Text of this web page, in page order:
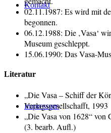
Kontakt
Impressum
02.11.1987: Es wird mit
begonnen.
06.12.1988: Die ‚Vasa‘
Museum geschleppt.
15.06.1990: Das Vasa-
Literatur
„Die Vasa – Schiff der
Verlagsgesellschafft, 1993
„Die Vasa von 1628“ von
(3. bearb. Aufl.)